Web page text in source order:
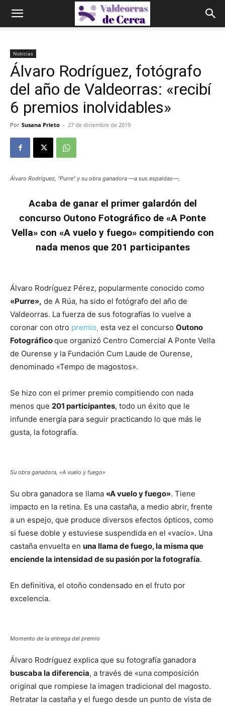
Noticias
Álvaro Rodríguez, fotógrafo
del año de Valdeorras: «recibí
6 premios inolvidables»
Por Susana Prieto - 27 de diciembre de 2019
Álvaro Rodríguez, "Purre" y su obra ganadora —a sus espaldas—,
Acaba de ganar el primer galardón del
concurso Outono Fotográfico de «A Ponte
Vella» con «A vuelo y fuego» compitiendo con
nada menos que 201 participantes
Álvaro Rodríguez Pérez, popularmente conocido como
«Purre», de A Rúa, ha sido el fotógrafo del año de
Valdeorras. La fuerza de sus fotografías lo vuelve a
coronar con otro premio, esta vez el concurso Outono
Fotográficoque organizó Centro Comercial A Ponte Vella
de Ourense y la Fundación Cum Laude de Ourense,
denominado «Tempo de magostos».
Se hizo con el primer premio compitiendo con nada
menos que 201 participantes, todo un éxito que le
infunde energía para seguir practicando lo que más le
gusta, la fotografía.
Su obra ganadora, «A vuelo y fuego»
Su obra ganadora se llama «A vuelo y fuego». Tiene
impacto en la retina. Es una castaña, a medio abrir, frente
a un espejo, que produce diversos efectos ópticos, como
si fuese doble y estuviese suspendida en el «vacío». Una
castaña envuelta en una llama de fuego, la misma que
enciende la intensidad de su pasión por la fotografía.
En definitiva, el otoño condensado en el fruto por
excelencia.
Momento de la entrega del premio
Álvaro Rodríguez explica que su fotografía ganadora
buscaba la diferencia, a través de «una composición
original que rompiese la imagen tradicional del magosto.
Retratar la castaña y el fuego desde un punto de vista de